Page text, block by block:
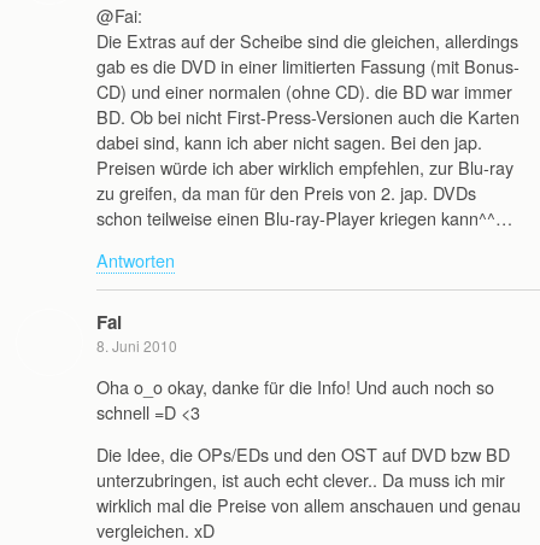
@Fai:
Die Extras auf der Scheibe sind die gleichen, allerdings
gab es die DVD in einer limitierten Fassung (mit Bonus-
CD) und einer normalen (ohne CD). die BD war immer
BD. Ob bei nicht First-Press-Versionen auch die Karten
dabei sind, kann ich aber nicht sagen. Bei den jap.
Preisen würde ich aber wirklich empfehlen, zur Blu-ray
zu greifen, da man für den Preis von 2. jap. DVDs
schon teilweise einen Blu-ray-Player kriegen kann^^…
Antworten
Fai
8. Juni 2010
Oha o_o okay, danke für die Info! Und auch noch so
schnell =D <3
Die Idee, die OPs/EDs und den OST auf DVD bzw BD
unterzubringen, ist auch echt clever.. Da muss ich mir
wirklich mal die Preise von allem anschauen und genau
vergleichen. xD